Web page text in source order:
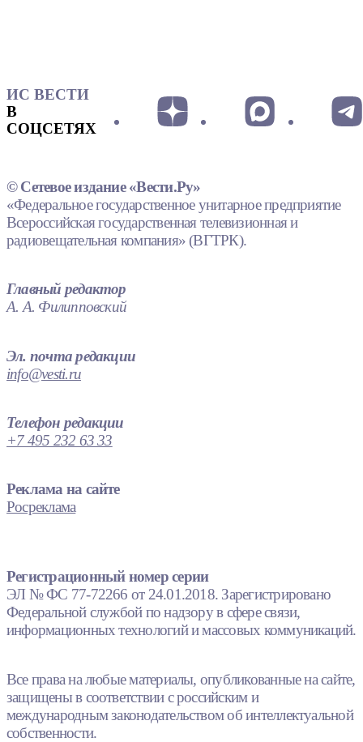
ИС ВЕСТИ
В
СОЦСЕТЯХ
© Сетевое издание «Вести.Ру»
«Федеральное государственное унитарное предприятие
Всероссийская государственная телевизионная и
радиовещательная компания» (ВГТРК).
Главный редактор
А. А. Филипповский
Эл. почта редакции
info@vesti.ru
Телефон редакции
+7 495 232 63 33
Реклама на сайте
Росреклама
Регистрационный номер серии
ЭЛ № ФС 77-72266 от 24.01.2018. Зарегистрировано
Федеральной службой по надзору в сфере связи,
информационных технологий и массовых коммуникаций.
Все права на любые материалы, опубликованные на сайте,
защищены в соответствии с российским и
международным законодательством об интеллектуальной
собственности.